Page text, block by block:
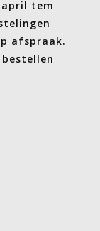
april tem
afspraak.